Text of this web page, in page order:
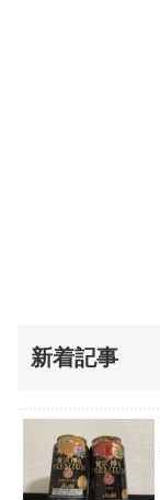
新着記事